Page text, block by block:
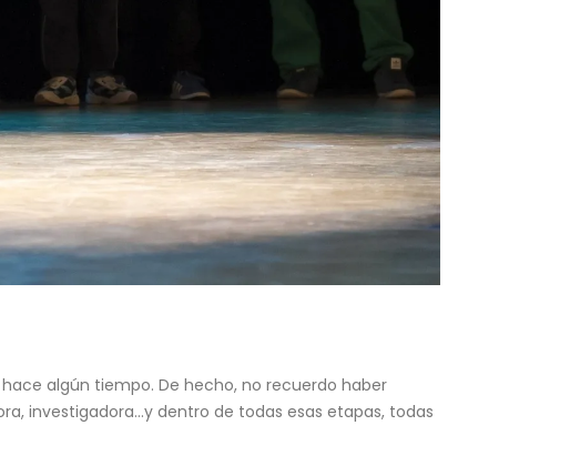
algún tiempo. De hecho, no recuerdo haber
investigadora…y dentro de todas esas etapas, todas